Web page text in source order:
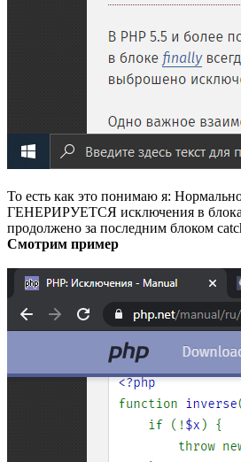
То есть как это понимаю я:
ГЕНЕРИРУЕТСЯ исключения в
продолжено за последним блоком
Смотрим пример